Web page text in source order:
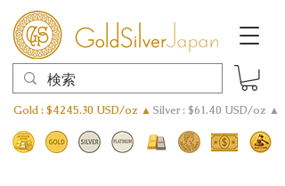
Gold : $4245.30 USD/oz ▲ Silver : $61.40 USD/oz ▲